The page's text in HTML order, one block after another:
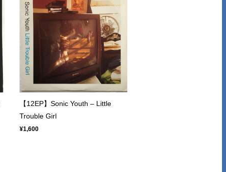
【12EP】Sonic Youth – Little
Trouble Girl
¥1,600